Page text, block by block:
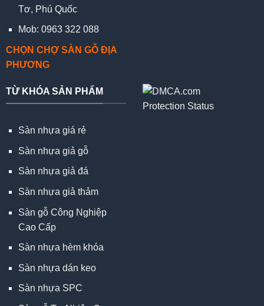
Tơ, Phú Quốc
Mob: 0963 322 088
CHỌN CHỢ SÀN GỖ ĐỊA
PHƯƠNG
TỪ KHÓA SẢN PHẨM
Sàn nhựa giá rẻ
Sàn nhựa giả gỗ
Sàn nhựa giả đá
Sàn nhựa giả thảm
Sàn gỗ Công Nghiệp
Cao Cấp
Sàn nhựa hèm khóa
Sàn nhựa dán keo
Sàn nhựa SPC